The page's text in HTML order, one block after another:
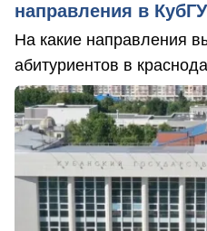
направления в КубГУ
На какие направления
абитуриентов в